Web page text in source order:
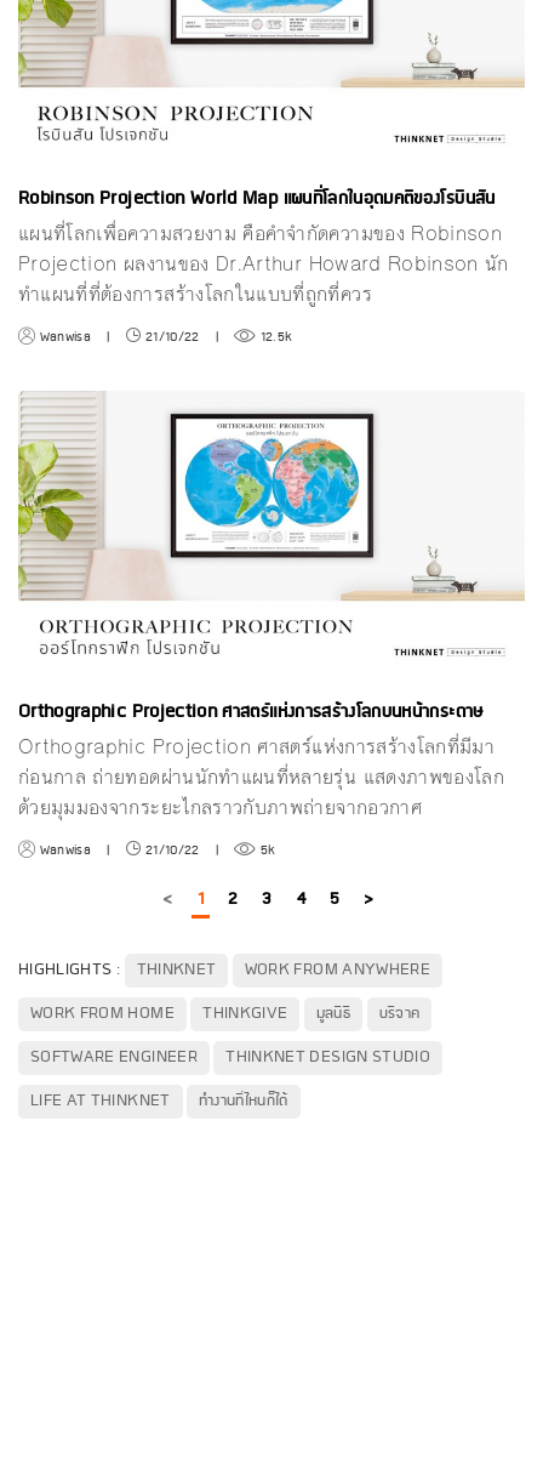
Robinson Projection World Map แผนที่โลกในอุดมคติของโรบินสัน
แผนที่โลกเพื่อความสวยงาม คือคำจำกัดความของ Robinson
Projection ผลงานของ Dr.Arthur Howard Robinson นัก
ทำแผนที่ที่ต้องการสร้างโลกในแบบที่ถูกที่ควร
Wanwisa | 21/10/22 | 12.5k
Orthographic Projection ศาสตร์แห่งการสร้างโลกบนหน้ากระดาษ
Orthographic Projection ศาสตร์แห่งการสร้างโลกที่มีมา
ก่อนกาล ถ่ายทอดผ่านนักทำแผนที่หลายรุ่น แสดงภาพของโลก
ด้วยมุมมองจากระยะไกลราวกับภาพถ่ายจากอวกาศ
Wanwisa | 21/10/22 | 5k
< 1 2 3 4 5 >
HIGHLIGHTS : THINKNET
WORK FROM ANYWHERE
WORK FROM HOME
THINKGIVE มูลนิธิ
บริจาค
SOFTWARE ENGINEER
THINKNET DESIGN STUDIO
LIFE AT THINKNET
ทำงานที่ไหนก็ได้